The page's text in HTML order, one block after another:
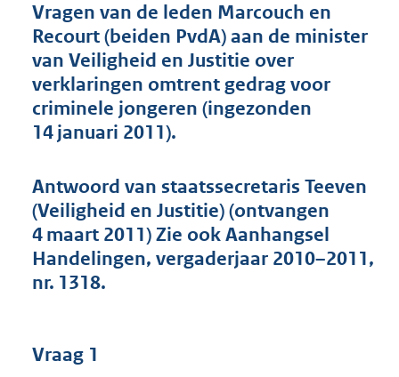
d
s
g
r
o
:
4
8
b
Vragen van de leden Marcouch en
Recourt (beiden PvdA) aan de minister
van Veiligheid en Justitie over
verklaringen omtrent gedrag voor
criminele jongeren (ingezonden
14 januari 2011).
Antwoord van staatssecretaris Teeven
(Veiligheid en Justitie) (ontvangen
4 maart 2011) Zie ook Aanhangsel
Handelingen, vergaderjaar 2010–2011,
nr. 1318.
Vraag 1